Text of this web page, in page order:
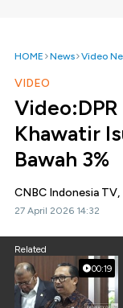
HOME News Video
VIDEO
Khawatir
Bawah 3%
CNBC Indonesia TV,
27 April 2026 14:32
Related
00:19